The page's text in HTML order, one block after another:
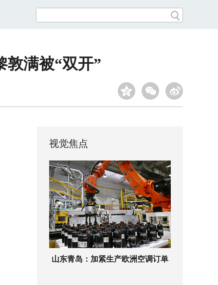
敦满被“双开”
视觉焦点
山东青岛：加紧生产欧洲空调订单